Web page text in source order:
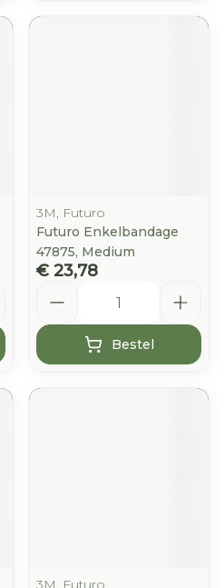
3M, Futuro
Futuro Enkelbandage
47875, Medium
€ 23,78
Bestel
3M, Futuro